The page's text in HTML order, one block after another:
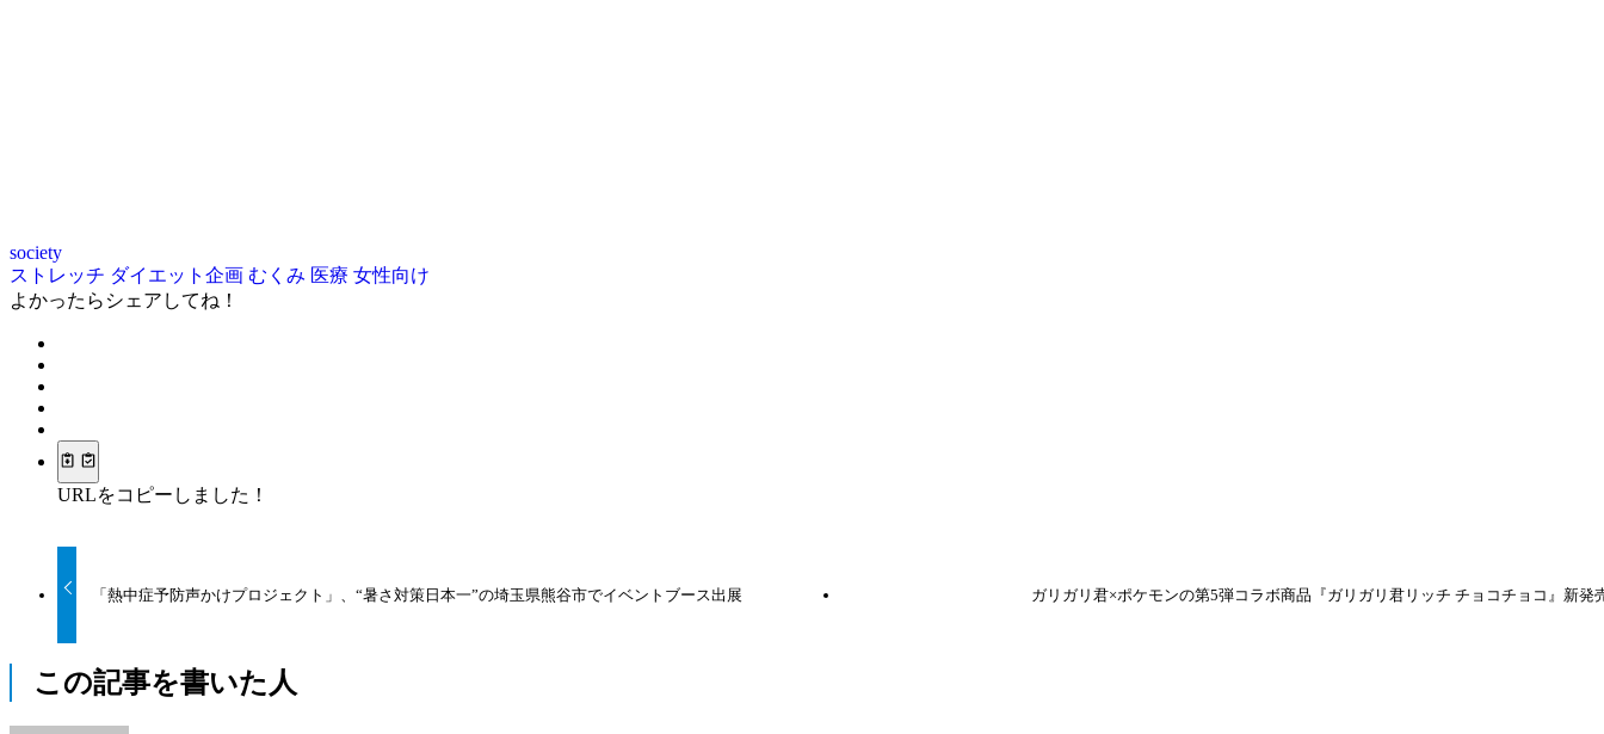
society
ストレッチ ダイエット企画 むくみ 医療 女性向け
よかったらシェアしてね！
URLをコピーしました！
「熱中症予防声かけプロジェクト」、“暑さ対策日本一”の埼玉県熊谷市でイベントブース出展 ガリガリ君×ポケモンの第5弾コラボ商品『ガリガリ君リッチ チョコチョコ』新発
この記事を書いた人